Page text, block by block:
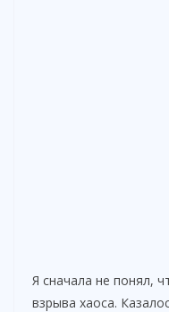
Я сначала не понял,
взрыва хаоса.